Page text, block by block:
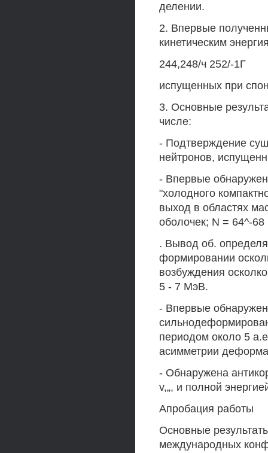
делении.
2. Впервые
кинетическим
244,248/ч 252/-1Г
испущенных при
3. Основные
числе:
- Подтверждение
нейтронов,
- Впервые
"холодного
выход в областях
оболочек; N = 64^-
. Вывод об.
формировании
возбуждения
5 - 7 МэВ.
- Впервые
периодом около 5
асимметрии
- Обнаружена
v,„, и полной
Апробация работы
Основные
международных